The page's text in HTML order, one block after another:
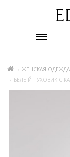
ЖЕНСКАЯ ОДЕЖДА
БЕЛЫЙ ПУХОВИК С